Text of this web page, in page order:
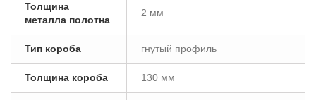
Толщина
металла полотна
2 мм
Тип короба гнутый профиль
Толщина короба 130 мм